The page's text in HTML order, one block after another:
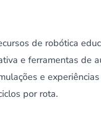
de robótica
e ferramentas de
e
por rota.